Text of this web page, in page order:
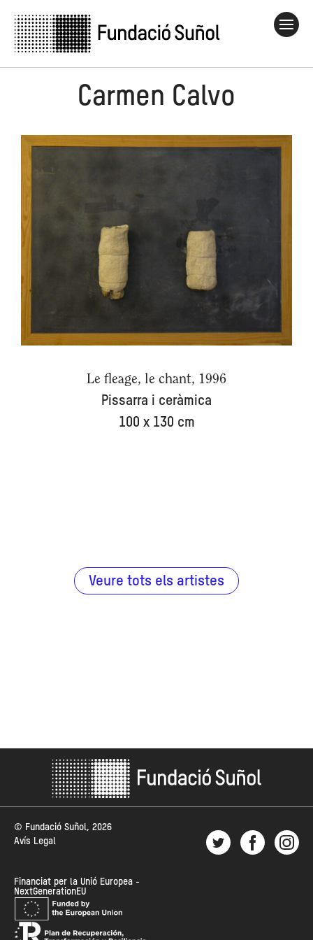
Carmen Calvo
Le fleage, le chant, 1996
Pissarra i ceràmica
100 x 130 cm
Veure tots els artistes
© Fundació Suñol, 2026
Avís Legal
Financiat per la Unió Europea -
NextGenerationEU